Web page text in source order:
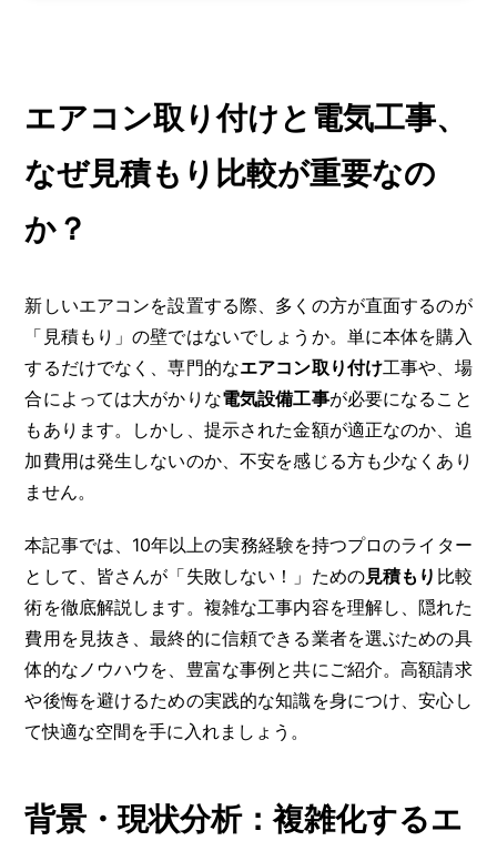
エアコン取り付けと電気工事、
なぜ見積もり比較が重要なの
か？
新しいエアコンを設置する際、多くの方が直面するのが
「見積もり」の壁ではないでしょうか。単に本体を購入
するだけでなく、専門的なエアコン取り付け工事や、場
合によっては大がかりな電気設備工事が必要になること
もあります。しかし、提示された金額が適正なのか、追
加費用は発生しないのか、不安を感じる方も少なくあり
ません。
本記事では、10年以上の実務経験を持つプロのライター
として、皆さんが「失敗しない！」ための見積もり 比較
術を徹底解説します。複雑な工事内容を理解し、隠れた
費用を見抜き、最終的に信頼できる業者を選ぶための具
体的なノウハウを、豊富な事例と共にご紹介。高額請求
や後悔を避けるための実践的な知識を身につけ、安心し
て快適な空間を手に入れましょう。
背景・現状分析：複雑化するエ